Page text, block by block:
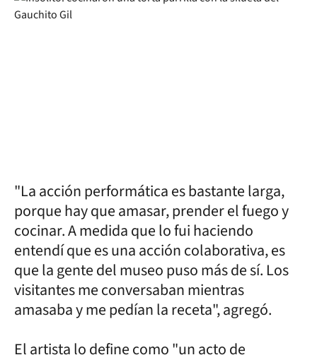
"La acción performática es bastante larga,
porque hay que amasar, prender el fuego y
cocinar. A medida que lo fui haciendo
entendí que es una acción colaborativa, es
que la gente del museo puso más de sí. Los
visitantes me conversaban mientras
amasaba y me pedían la receta", agregó.
El artista lo define como "un acto de